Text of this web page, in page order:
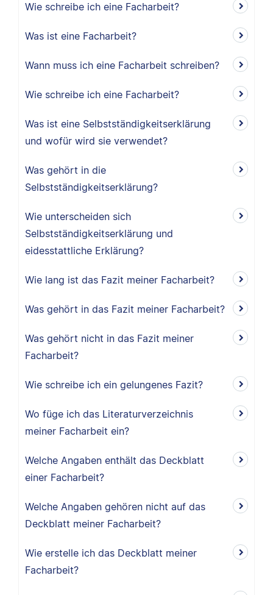
Wie schreibe ich eine Facharbeit?
Was ist eine Facharbeit?
Wann muss ich eine Facharbeit schreiben?
Wie schreibe ich eine Facharbeit?
Was ist eine Selbstständigkeitserklärung
und wofür wird sie verwendet?
Was gehört in die
Selbstständigkeitserklärung?
Wie unterscheiden sich
Selbstständigkeitserklärung und
eidesstattliche Erklärung?
Wie lang ist das Fazit meiner Facharbeit?
Was gehört in das Fazit meiner Facharbeit?
Was gehört nicht in das Fazit meiner
Facharbeit?
Wie schreibe ich ein gelungenes Fazit?
Wo füge ich das Literaturverzeichnis
meiner Facharbeit ein?
Welche Angaben enthält das Deckblatt
einer Facharbeit?
Welche Angaben gehören nicht auf das
Deckblatt meiner Facharbeit?
Wie erstelle ich das Deckblatt meiner
Facharbeit?